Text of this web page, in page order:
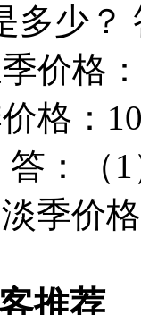
多少？
价格
格：
：（
季价
推荐